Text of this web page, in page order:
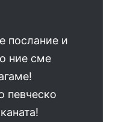
послание и
ние сме
певческо